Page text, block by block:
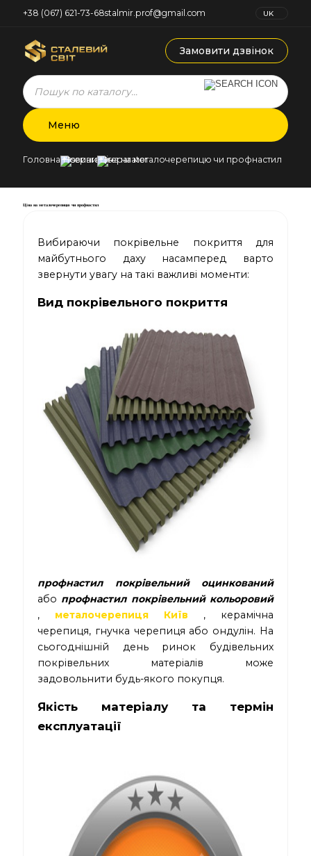
+38 (067) 621-73-68stalmir.prof@gmail.com
UK
Замовити дзвінок
Products
search
Меню
Головна Новини Ціна на металочерепицю чи профнастил
Ціна на металочерепицю чи профнастил
Вибираючи покрівельне покриття для
майбутнього даху насамперед варто
звернути увагу на такі важливі моменти:
Вид покрівельного покриття
профнастил покрівельний оцинкований
або профнастил покрівельний кольоровий
, металочерепиця Київ , керамічна
черепиця, гнучка черепиця або ондулін. На
сьогоднішній день ринок будівельних
покрівельних матеріалів може
задовольнити будь-якого покупця.
Якість матеріалу та термін
експлуатації